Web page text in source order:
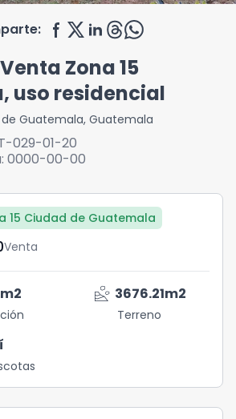
Zona 15
uso residencial
Guatemala, Guatemala
029-01-20
0000-00-00
15 Ciudad de Guatemala
Venta
m2 landslide 3676.21m2
Terreno